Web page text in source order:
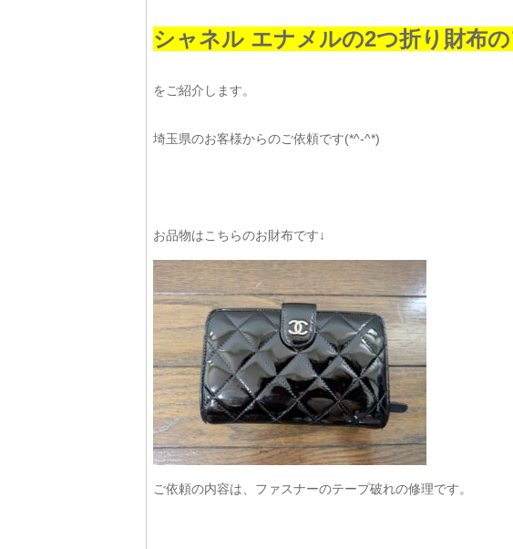
シャネル エナメルの2つ折り財布
をご紹介します。
埼玉県のお客様からのご依頼です(*^-^*)
お品物はこちらのお財布です↓
ご依頼の内容は、ファスナーのテープ破れの修理です。